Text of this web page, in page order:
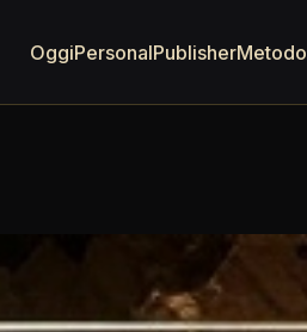
OggiPersonalPublisherMetodo